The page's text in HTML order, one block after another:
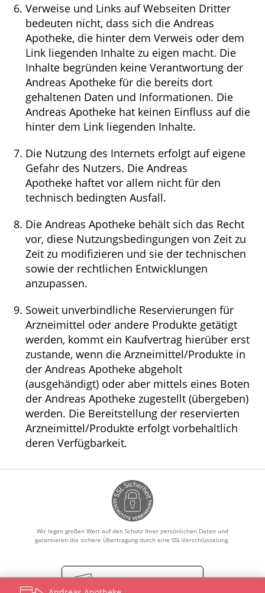
Verweise und Links auf Webseiten Dritter
bedeuten nicht, dass sich die Andreas
Apotheke, die hinter dem Verweis oder dem
Link liegenden Inhalte zu eigen macht. Die
Inhalte begründen keine Verantwortung der
Andreas Apotheke für die bereits dort
gehaltenen Daten und Informationen. Die
Andreas Apotheke hat keinen Einfluss auf die
hinter dem Link liegenden Inhalte.
Die Nutzung des Internets erfolgt auf eigene
Gefahr des Nutzers. Die Andreas
Apotheke haftet vor allem nicht für den
technisch bedingten Ausfall.
Die Andreas Apotheke behält sich das Recht
vor, diese Nutzungsbedingungen von Zeit zu
Zeit zu modifizieren und sie der technischen
sowie der rechtlichen Entwicklungen
anzupassen.
Soweit unverbindliche Reservierungen für
Arzneimittel oder andere Produkte getätigt
werden, kommt ein Kaufvertrag hierüber erst
zustande, wenn die Arzneimittel/Produkte in
der Andreas Apotheke abgeholt
(ausgehändigt) oder aber mittels eines Boten
der Andreas Apotheke zugestellt (übergeben)
werden. Die Bereitstellung der reservierten
Arzneimittel/Produkte erfolgt vorbehaltlich
deren Verfügbarkeit.
Wir legen großen Wert auf den Schutz Ihrer persönlichen Daten und
garantieren die sichere Übertragung durch eine SSL-Verschlüsselung.
Vertrag widerrufen